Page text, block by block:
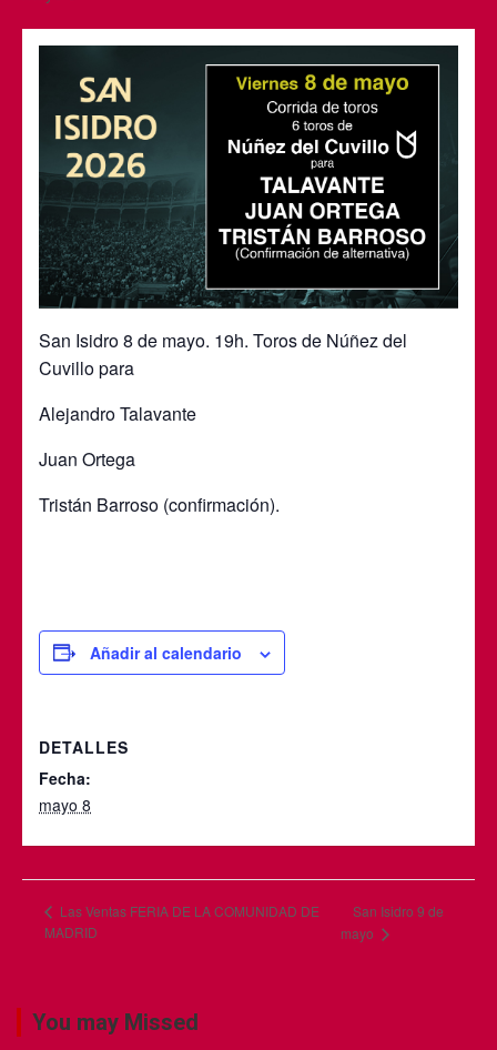
San Isidro 8 de mayo. 19h. Toros de Núñez del
Cuvillo para
Alejandro Talavante
Juan Ortega
Tristán Barroso (confirmación).
Añadir al calendario
DETALLES
Fecha:
mayo 8
Las Ventas FERIA DE LA COMUNIDAD DE
MADRID
San Isidro 9 de
mayo
You may Missed